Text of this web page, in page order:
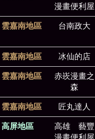
漫畫便利屋
雲嘉南地區 台南政大
雲嘉南地區 冰仙的店
雲嘉南地區
赤崁漫畫之
森
雲嘉南地區 匠丸達人
高屏地區
高雄 藝豐
漫畫便利屋